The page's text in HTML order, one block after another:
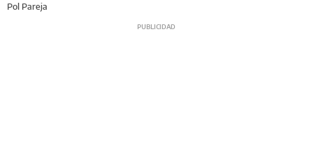
Pol Pareja